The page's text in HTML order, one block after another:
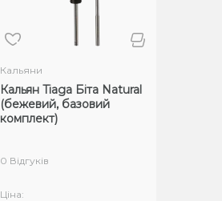
Кальяни
Кальян Tiaga Біта Natural
(бежевий, базовий
комплект)
0 Відгуків
Ціна: